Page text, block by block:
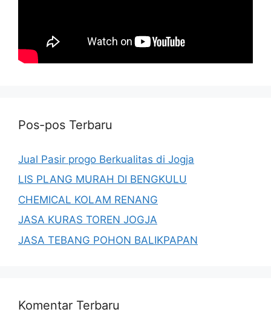
Pos-pos Terbaru
Jual Pasir progo Berkualitas di Jogja
LIS PLANG MURAH DI BENGKULU
CHEMICAL KOLAM RENANG
JASA KURAS TOREN JOGJA
JASA TEBANG POHON BALIKPAPAN
Komentar Terbaru